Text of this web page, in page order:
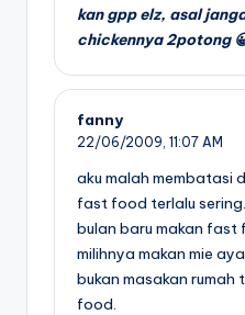
kan gpp elz, asal
chickennya 2potong
fanny
22/06/2009, 11:07 AM
aku malah membatasi
fast food terlalu
bulan baru makan fast
milihnya makan mie
bukan masakan
food.